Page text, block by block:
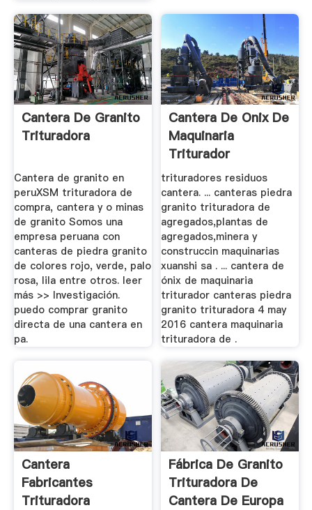
Cantera De Granito
Trituradora
Cantera de granito en
peruXSM trituradora de
compra, cantera y o minas
de granito Somos una
empresa peruana con
canteras de piedra granito
de colores rojo, verde, palo
rosa, lila entre otros. leer
más >> Investigación.
puedo comprar granito
directa de una cantera en
pa.
Cantera De Onix De
Maquinaria
Triturador
trituradores residuos
cantera. ... canteras piedra
granito trituradora de
agregados,plantas de
agregados,minera y
construccin maquinarias
xuanshi sa . ... cantera de
ónix de maquinaria
triturador canteras piedra
granito trituradora 4 may
2016 cantera maquinaria
trituradora de .
Cantera
Fabricantes
Trituradora
Fábrica De Granito
Trituradora De
Cantera De Europa